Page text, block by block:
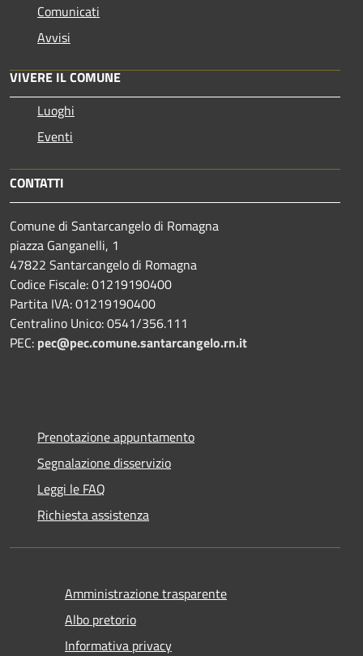
Comunicati
Avvisi
VIVERE IL COMUNE
Luoghi
Eventi
CONTATTI
Comune di Santarcangelo di Romagna
piazza Ganganelli, 1
47822 Santarcangelo di Romagna
Codice Fiscale: 01219190400
Partita IVA: 01219190400
Centralino Unico: 0541/356.111
PEC: pec@pec.comune.santarcangelo.rn.it
Prenotazione appuntamento
Segnalazione disservizio
Leggi le FAQ
Richiesta assistenza
Amministrazione trasparente
Albo pretorio
Informativa privacy